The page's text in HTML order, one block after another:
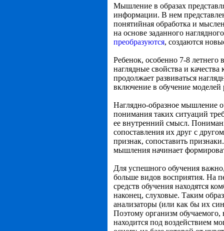
Мышление в образах
информации. В нем
понятийная обработка и
на основе заданного
преобразуются, создаются
Ребенок, особенно 7-8
наглядные свойства и
продолжает развиваться
включение в обучение
Наглядно-образное мышление
понимания таких ситуаций
ее внутренний смысл.
сопоставления их друг с
признак, сопоставить
мышления начинает
Для успешного обучения
больше видов восприятия. На
средств обучения находятся
наконец, слуховые. Таким
анализаторы (или как бы их
Поэтому организм
находится под воздействием